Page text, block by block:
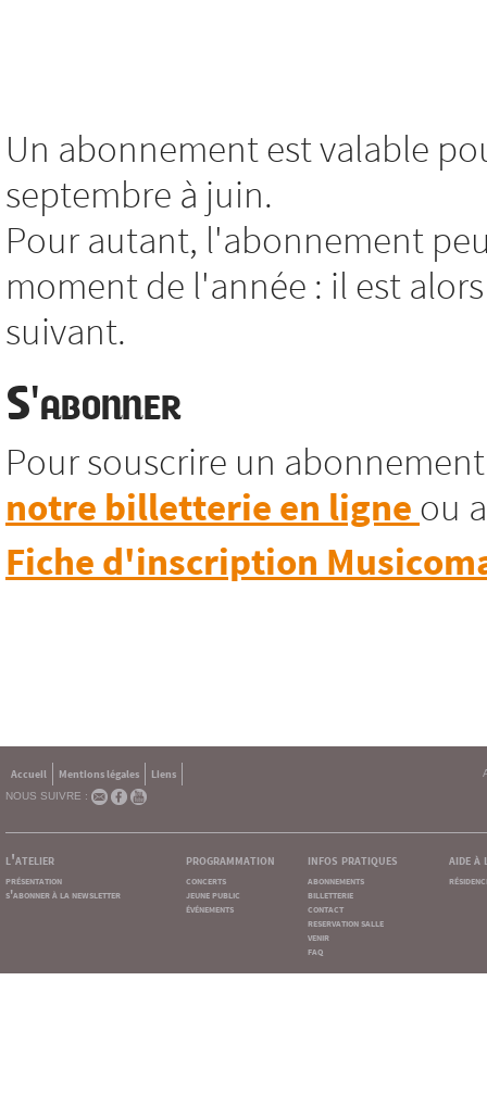
Un abonnement est valable
septembre à juin.
Pour autant, l'abonnement
moment de l'année : il est
suivant.
S'abonner
Pour souscrire un
notre billetterie en ligne ou
Fiche d'inscription
Accueil Mentions légales
Liens
NOUS SUIVRE :
l'atelier
présentation
s'abonner à la newsletter
programmation
concerts
jeune public
événements
infos pratiques
abonnements
billetterie
contact
reservation salle
venir
faq
aide